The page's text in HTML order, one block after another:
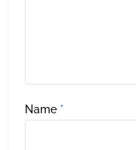
Name *